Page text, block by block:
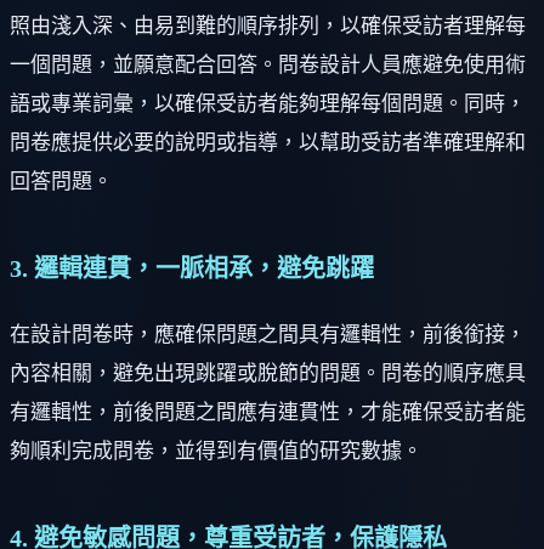
照由淺入深、由易到難的順序排列，以確保受訪者理解每
一個問題，並願意配合回答。問卷設計人員應避免使用術
語或專業詞彙，以確保受訪者能夠理解每個問題。同時，
問卷應提供必要的說明或指導，以幫助受訪者準確理解和
回答問題。
3. 邏輯連貫，一脈相承，避免跳躍
在設計問卷時，應確保問題之間具有邏輯性，前後銜接，
內容相關，避免出現跳躍或脫節的問題。問卷的順序應具
有邏輯性，前後問題之間應有連貫性，才能確保受訪者能
夠順利完成問卷，並得到有價值的研究數據。
4. 避免敏感問題，尊重受訪者，保護隱私